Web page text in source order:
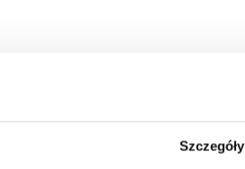
Szczegóły